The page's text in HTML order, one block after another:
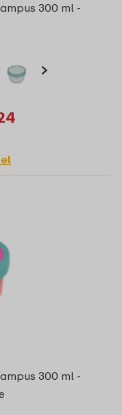
300 ml -
300 ml -